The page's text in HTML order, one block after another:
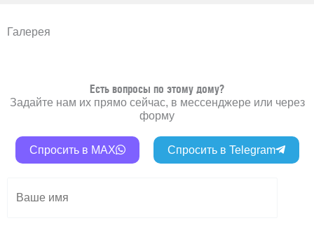
Галерея
Есть вопросы по этому дому?
Задайте нам их прямо сейчас, в мессенджере или через
форму
Спросить в MAX Спросить в Telegram